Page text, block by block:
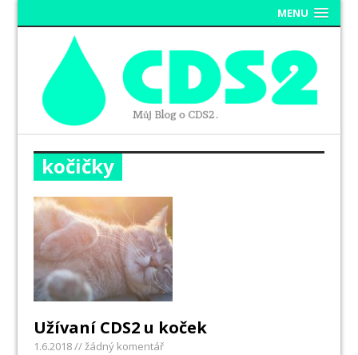
MENU
kočičky
Užívaní CDS2 u koček
1.6.2018// žádný komentář